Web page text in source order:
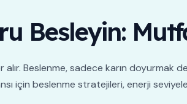
Besleyin:
Beslenme, sadece karın doyurmak
için beslenme stratejileri, enerji